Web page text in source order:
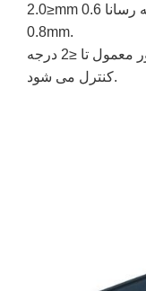
≤2.0mm جفت با لایه رسانا 0.6mm. ≥2.0mm جفت با
0.8mm.
زاویه شیب (شیب لایه رسانا): به طور معمول تا ≤2 درجه
کنترل می شود.